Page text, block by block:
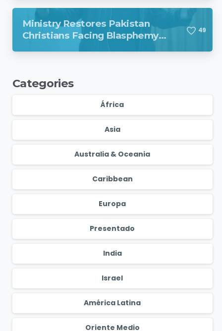
Ministry Restores Pakistan
Christians Facing Blasphemy
49
Categories
África
Asia
Australia & Oceania
Caribbean
Europa
Presentado
India
Israel
América Latina
Oriente Medio